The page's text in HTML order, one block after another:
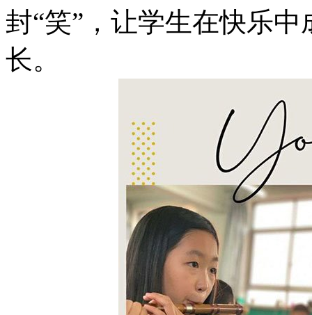
封“笑”，让学生在快乐
长。